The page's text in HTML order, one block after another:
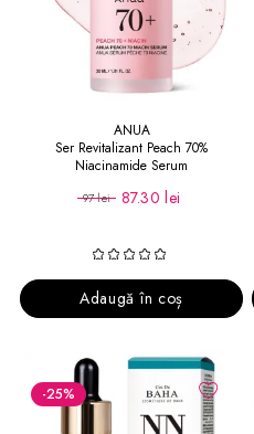
ANUA
Ser Revitalizant Peach 70%
Niacinamide Serum
97 lei 87.30 lei
Adaugă în coș
-25%